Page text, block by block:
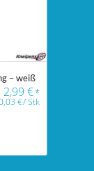
– weiß
2,99 €*
€/Stk